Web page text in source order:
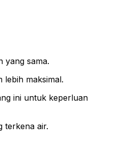
yang sama.
lebih maksimal.
ini untuk keperluan
terkena air.